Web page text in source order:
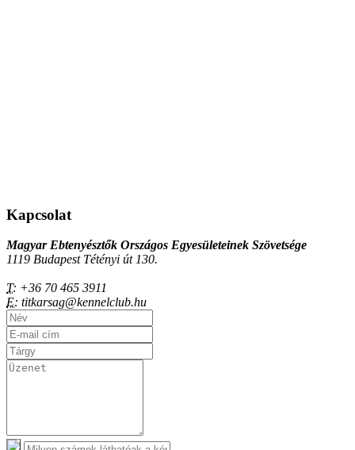
Kapcsolat
Magyar Ebtenyésztők Országos Egyesületeinek Szövetsége
1119 Budapest Tétényi út 130.
T: +36 70 465 3911
E: titkarsag@kennelclub.hu